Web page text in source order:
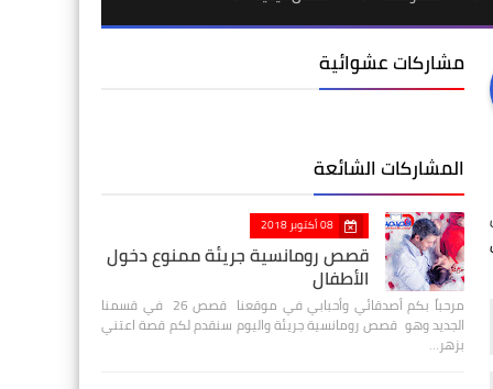
مشاركات عشوائية
المشاركات الشائعة
08 أكتوبر 2018
قصص رومانسية جريئة ممنوع دخول
الأطفال
مرحباً بكم أصدقائي وأحبابي في موقعنا قصص 26 في قسمنا
الجديد وهو قصص رومانسية جريئة واليوم سنقدم لكم قصة اعتني
بزهر…